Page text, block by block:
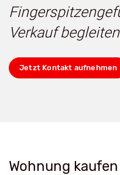
Verkauf
Jetzt Kontakt aufnehmen
Wohnung